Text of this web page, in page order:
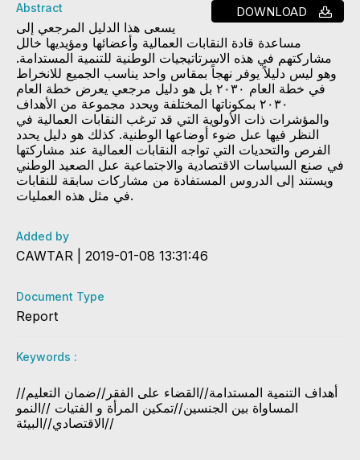
DOWNLOAD
Abstract
يسعى هذا الدليل المرجعي إلى
مساعدة قادة النقابات العمالية وأعضائها ومؤيديها خالل
مشاركتهم في هذه الاسرتاتيجيات الوطنية للتنمية المستدامة.
وهو ليس دليلاً يوفر نهجاً بمقاس واحد يناسب الجميع للانخراط
في خطة العام ٢٠٣٠ بل هو دليل مرجعي يعرض خطة العام
٢٠٣٠ بمكوناتها المختلفة ويحدد مجموعة من الأهداف
والمؤشرات ذات الأولوية التي قد ترغب النقابات العمالية في
النظر فيها عىل ضوء أوضاعها الوطنية. كذلك هو دليل يحدد
الفرص والتحديات التي تواجه النقابات العمالية عند مشاركتها
في صنع السياسات الاقتصادية والاجتماعية عىل الصعيد الوطني
ويستند إلى الدروس المستفادة من مشاركات سابقة للنقابات
في مثل هذه العمليات.
Added by
CAWTAR | 2019-01-08 13:31:46
Document Type
Report
Keywords :
​​أهداف التنمية المستدامة//القضاء على الفقر​//ضمان التعليم​//​​​​
المساواة بين الجنسين//تمكين المرأة و الفتيات //النمو
الاقتصادي​​​//البيئة//​​​​​​​​​​​​​